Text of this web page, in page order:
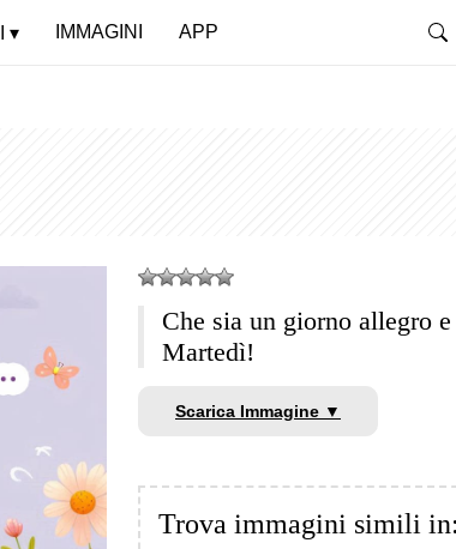
IMMAGINI APP
Che sia un giorno allegro
Martedì!
Scarica Immagine ▼
Trova immagini simili in: